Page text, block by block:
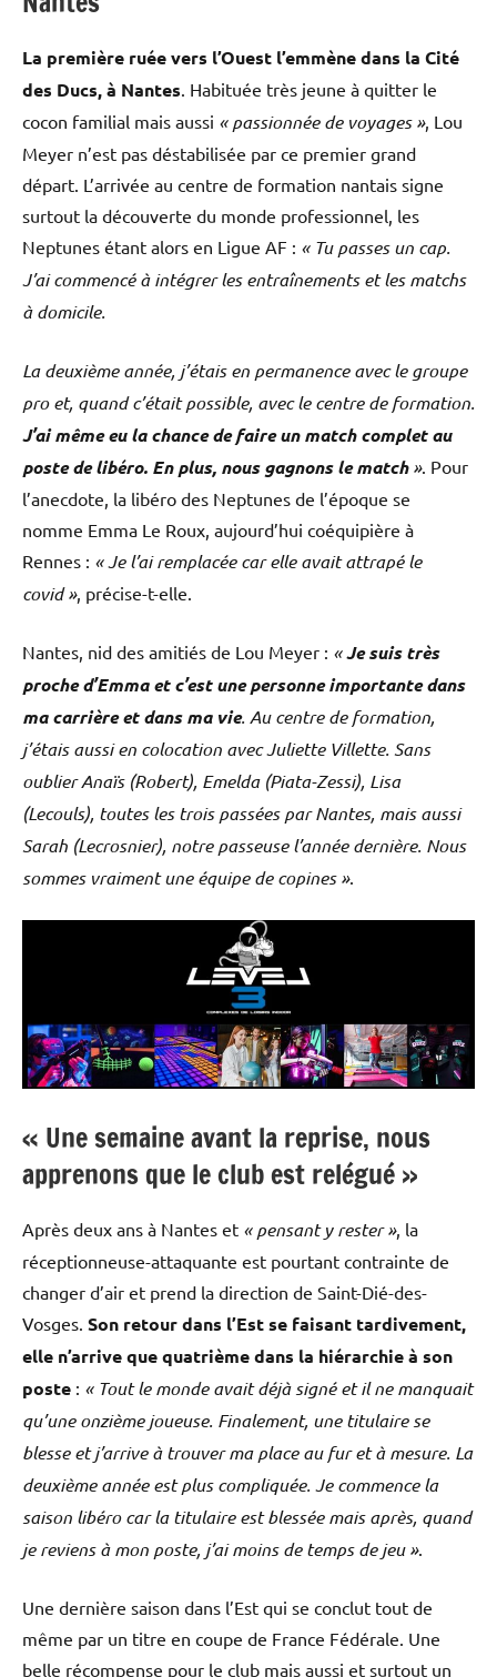
La première ruée vers l’Ouest l’emmène dans la Cité
des Ducs, à Nantes. Habituée très jeune à quitter le
cocon familial mais aussi « passionnée de voyages », Lou
Meyer n’est pas déstabilisée par ce premier grand
départ. L’arrivée au centre de formation nantais signe
surtout la découverte du monde professionnel, les
Neptunes étant alors en Ligue AF : « Tu passes un cap.
J’ai commencé à intégrer les entraînements et les matchs
à domicile.
La deuxième année, j’étais en permanence avec le groupe
pro et, quand c’était possible, avec le centre de formation.
J’ai même eu la chance de faire un match complet au
poste de libéro. En plus, nous gagnons le match». Pour
l’anecdote, la libéro des Neptunes de l’époque se
nomme Emma Le Roux, aujourd’hui coéquipière à
Rennes : « Je l’ai remplacée car elle avait attrapé le
covid », précise-t-elle.
Nantes, nid des amitiés de Lou Meyer : «Je suis très
proche d’Emma et c’est une personne importante dans
ma carrière et dans ma vie. Au centre de formation,
j’étais aussi en colocation avec Juliette Villette. Sans
oublier Anaïs (Robert), Emelda (Piata-Zessi), Lisa
(Lecouls), toutes les trois passées par Nantes, mais aussi
Sarah (Lecrosnier), notre passeuse l’année dernière. Nous
sommes vraiment une équipe de copines ».
« Une semaine avant la reprise, nous
apprenons que le club est relégué »
Après deux ans à Nantes et « pensant y rester », la
réceptionneuse-attaquante est pourtant contrainte de
changer d’air et prend la direction de Saint-Dié-des-
Vosges. Son retour dans l’Est se faisant tardivement,
elle n’arrive que quatrième dans la hiérarchie à son
poste : « Tout le monde avait déjà signé et il ne manquait
qu’une onzième joueuse. Finalement, une titulaire se
blesse et j’arrive à trouver ma place au fur et à mesure. La
deuxième année est plus compliquée. Je commence la
saison libéro car la titulaire est blessée mais après, quand
je reviens à mon poste, j’ai moins de temps de jeu ».
Une dernière saison dans l’Est qui se conclut tout de
même par un titre en coupe de France Fédérale. Une
belle récompense pour le club mais aussi et surtout un